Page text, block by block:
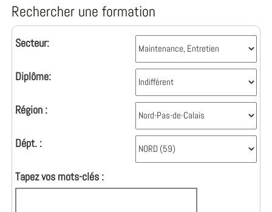
Rechercher une formation
Secteur:
Diplôme:
Région :
Dépt. :
Tapez vos mots-clés :